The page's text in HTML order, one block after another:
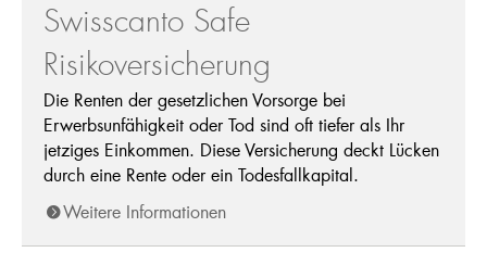
Swisscanto Safe
Risikoversicherung
Die Renten der gesetzlichen Vorsorge bei
Erwerbsunfähigkeit oder Tod sind oft tiefer als Ihr
jetziges Einkommen. Diese Versicherung deckt Lücken
durch eine Rente oder ein Todesfallkapital.
Weitere Informationen